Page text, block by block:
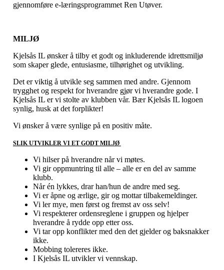
gjennomføre e-læringsprogrammet Ren Utøver.
MILJØ
Kjelsås IL ønsker å tilby et godt og inkluderende idrettsmiljø
som skaper glede, entusiasme, tilhørighet og utvikling.
Det er viktig å utvikle seg sammen med andre. Gjennom
trygghet og respekt for hverandre gjør vi hverandre gode. I
Kjelsås IL er vi stolte av klubben vår. Bær Kjelsås IL logoen
synlig, husk at det forplikter!
Vi ønsker å være synlige på en positiv måte.
SLIK UTVIKLER VI ET GODT MILJØ
Vi hilser på hverandre når vi møtes.
Vi gir oppmuntring til alle – alle er en del av samme
klubb.
Når én lykkes, drar han/hun de andre med seg.
Vi er åpne og ærlige, gir og mottar tilbakemeldinger.
Vi ler mye, men først og fremst av oss selv!
Vi respekterer ordensreglene i gruppen og hjelper
hverandre å rydde opp etter oss.
Vi tar opp konflikter med den det gjelder og baksnakker
ikke.
Mobbing tolereres ikke.
I Kjelsås IL utvikler vi vennskap.